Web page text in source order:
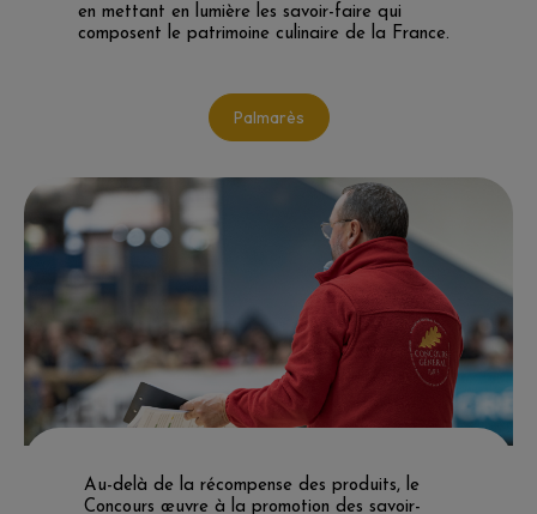
en mettant en lumière les savoir-faire qui
composent le patrimoine culinaire de la France.
Palmarès
Au-delà de la récompense des produits, le
Concours œuvre à la promotion des savoir-